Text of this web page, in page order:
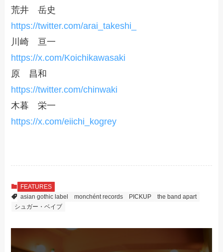
荒井 岳史
https://twitter.com/arai_takeshi_
川崎 亘一
https://x.com/Koichikawasaki
原 昌和
https://twitter.com/chinwaki
木暮 栄一
https://x.com/eiichi_kogrey
FEATURES
asian gothic label
monchént records PICKUP
the band apart
シュガー・ベイブ